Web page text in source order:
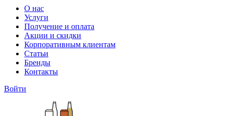
О нас
Услуги
Получение и оплата
Акции и скидки
Корпоративным клиентам
Статьи
Бренды
Контакты
Войти